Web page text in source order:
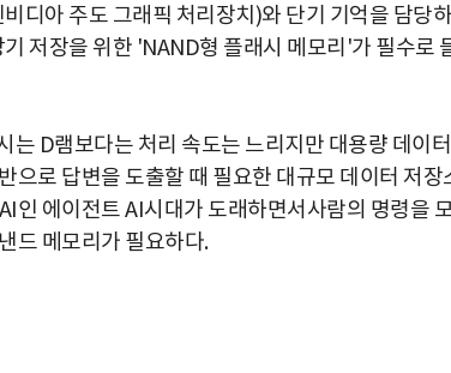
디아 주도 그래픽 처리장치)와 단기 기억을 담당
저장을 위한 'NAND형 플래시 메모리'가 필수로
D램보다는 처리 속도는 느리지만 대용량 데이
으로 답변을 도출할 때 필요한 대규모 데이터 저
인 에이전트 AI시대가 도래하면서사람의 명령을
드 메모리가 필요하다.